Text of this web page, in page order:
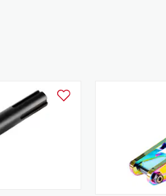
Zur Wunschliste hinzufügen